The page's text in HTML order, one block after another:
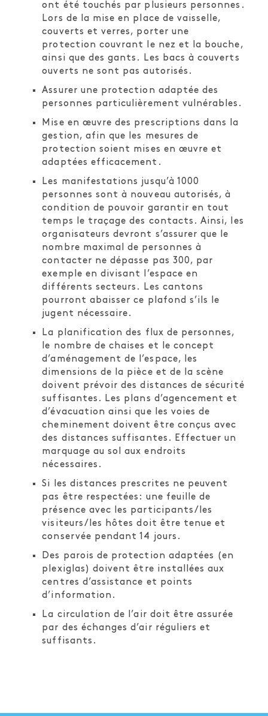
ont été touchés par plusieurs personnes.
Lors de la mise en place de vaisselle,
couverts et verres, porter une
protection couvrant le nez et la bouche,
ainsi que des gants. Les bacs à couverts
ouverts ne sont pas autorisés.
Assurer une protection adaptée des
personnes particulièrement vulnérables.
Mise en œuvre des prescriptions dans la
gestion, afin que les mesures de
protection soient mises en œuvre et
adaptées efficacement.
Les manifestations jusqu’à 1000
personnes sont à nouveau autorisés, à
condition de pouvoir garantir en tout
temps le traçage des contacts. Ainsi, les
organisateurs devront s’assurer que le
nombre maximal de personnes à
contacter ne dépasse pas 300, par
exemple en divisant l’espace en
différents secteurs. Les cantons
pourront abaisser ce plafond s’ils le
jugent nécessaire.
La planification des flux de personnes,
le nombre de chaises et le concept
d’aménagement de l’espace, les
dimensions de la pièce et de la scène
doivent prévoir des distances de sécurité
suffisantes. Les plans d’agencement et
d’évacuation ainsi que les voies de
cheminement doivent être conçus avec
des distances suffisantes. Effectuer un
marquage au sol aux endroits
nécessaires.
Si les distances prescrites ne peuvent
pas être respectées: une feuille de
présence avec les participants/les
visiteurs/les hôtes doit être tenue et
conservée pendant 14 jours.
Des parois de protection adaptées (en
plexiglas) doivent être installées aux
centres d’assistance et points
d’information.
La circulation de l’air doit être assurée
par des échanges d’air réguliers et
suffisants.